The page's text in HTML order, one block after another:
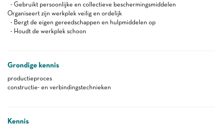
- Gebruikt persoonlijke en collectieve beschermingsmiddelen
Organiseert zijn werkplek veilig en ordelijk
- Bergt de eigen gereedschappen en hulpmiddelen op
- Houdt de werkplek schoon
Grondige kennis
productieproces
constructie- en verbindingstechnieken
Kennis